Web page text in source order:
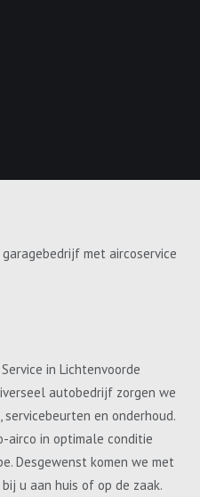
met aircoservice
in Lichtenvoorde
autobedrijf zorgen we
en onderhoud.
airco in optimale conditie
Desgewenst komen we met
u aan huis of op de zaak.